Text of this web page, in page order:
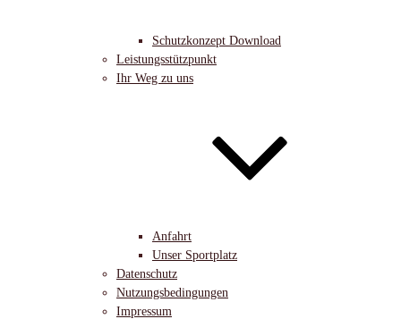
Schutzkonzept Download
Leistungsstützpunkt
Ihr Weg zu uns
Anfahrt
Unser Sportplatz
Datenschutz
Nutzungsbedingungen
Impressum